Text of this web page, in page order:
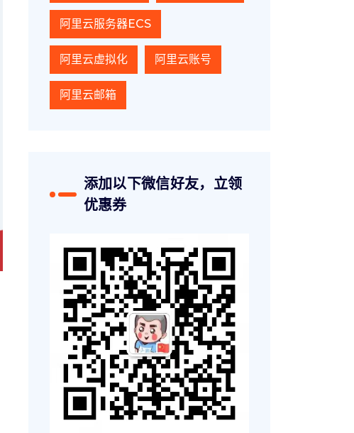
阿里云服务器ECS
阿里云虚拟化 阿里云账号
阿里云邮箱
添加以下微信好友，立领
优惠券